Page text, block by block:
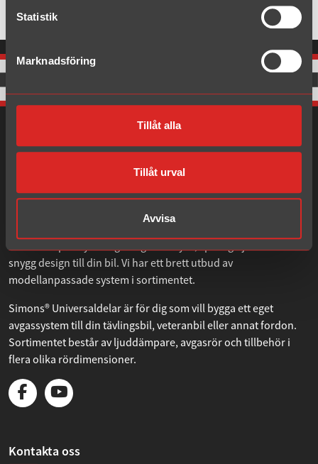
Statistik
Marknadsföring
Tillåt alla
Tillåt urval
Avvisa
snygg design till din bil. Vi har ett brett utbud av
modellanpassade system i sortimentet.
Simons® Universaldelar är för dig som vill bygga ett eget
avgassystem till din tävlingsbil, veteranbil eller annat fordon.
Sortimentet består av ljuddämpare, avgasrör och tillbehör i
flera olika rördimensioner.
Kontakta oss